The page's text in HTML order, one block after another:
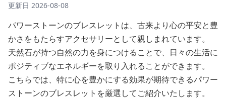
更新日 2026-08-08
パワーストーンのブレスレットは、古来より心の平安と豊
かさをもたらすアクセサリーとして親しまれています。
天然石が持つ自然の力を身につけることで、日々の生活に
ポジティブなエネルギーを取り入れることができます。
こちらでは、特に心を豊かにする効果が期待できるパワー
ストーンのブレスレットを厳選してご紹介いたします。